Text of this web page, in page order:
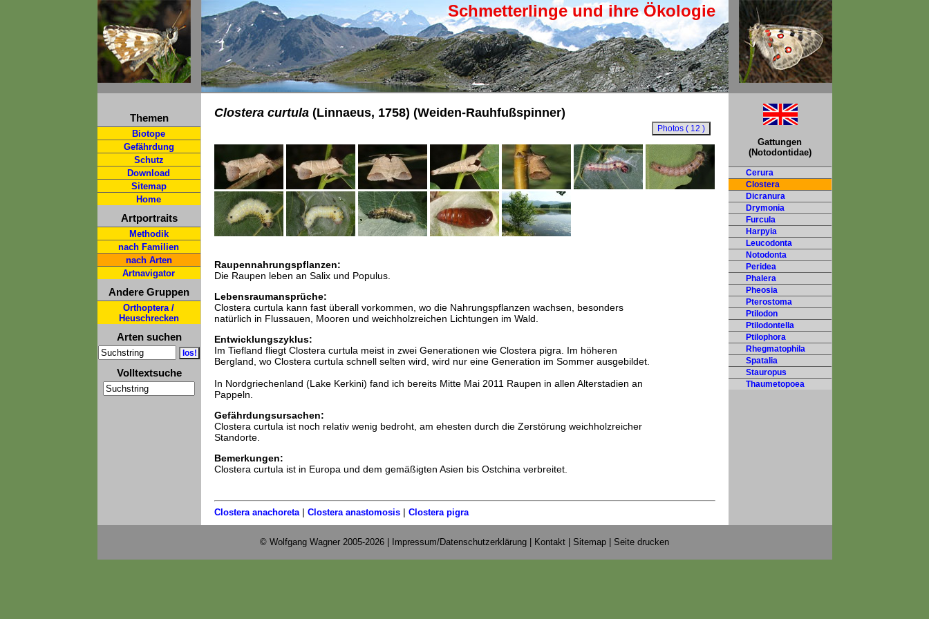
Schmetterlinge und ihre Ökologie
Themen
Biotope
Gefährdung
Schutz
Download
Sitemap
Home
Artportraits
Methodik
nach Familien
nach Arten
Artnavigator
Andere Gruppen
Orthoptera /
Heuschrecken
Arten suchen
Volltextsuche
Clostera curtula(Linnaeus, 1758) (Weiden-Rauhfußspinner)
Raupennahrungspflanzen:
Die Raupen leben an Salix und Populus.
Lebensraumansprüche:
Clostera curtula kann fast überall vorkommen, wo die Nahrungspflanzen wachsen, besonders
natürlich in Flussauen, Mooren und weichholzreichen Lichtungen im Wald.
Entwicklungszyklus:
Im Tiefland fliegt Clostera curtula meist in zwei Generationen wie Clostera pigra. Im höheren
Bergland, wo Clostera curtula schnell selten wird, wird nur eine Generation im Sommer ausgebildet.
In Nordgriechenland (Lake Kerkini) fand ich bereits Mitte Mai 2011 Raupen in allen Alterstadien an
Pappeln.
Gefährdungsursachen:
Clostera curtula ist noch relativ wenig bedroht, am ehesten durch die Zerstörung weichholzreicher
Standorte.
Bemerkungen:
Clostera curtula ist in Europa und dem gemäßigten Asien bis Ostchina verbreitet.
Clostera anachoreta| Clostera anastomosis| Clostera pigra
Gattungen
(Notodontidae)
Cerura
Clostera
Dicranura
Drymonia
Furcula
Harpyia
Leucodonta
Notodonta
Peridea
Phalera
Pheosia
Pterostoma
Ptilodon
Ptilodontella
Ptilophora
Rhegmatophila
Spatalia
Stauropus
Thaumetopoea
© Wolfgang Wagner 2005-2026 | Impressum/Datenschutzerklärung Kontakt Sitemap Seite drucken